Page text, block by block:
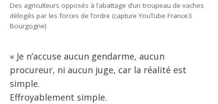
Des agriculteurs opposés à l’abattage d’un troupeau de vaches
délogés par les forces de l’ordre (capture YouTube France3
Bourgogne)
« Je n’accuse aucun gendarme, aucun
procureur, ni aucun juge, car la réalité est
simple.
Effroyablement simple.